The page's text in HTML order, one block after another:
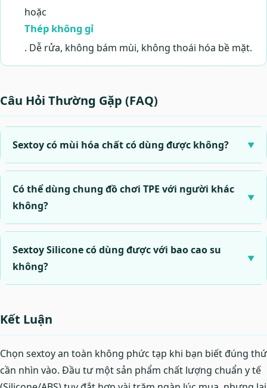
hoặc
Thép không gỉ
. Dễ rửa, không bám mùi, không thoái hóa bề mặt.
Câu Hỏi Thường Gặp (FAQ)
Sextoy có mùi hóa chất có dùng được không?
Có thể dùng chung đồ chơi TPE với người khác
không?
Sextoy Silicone có dùng được với bao cao su
không?
Kết Luận
Chọn sextoy an toàn không phức tạp khi bạn biết đúng thứ
cần nhìn vào. Đầu tư một sản phẩm chất lượng chuẩn y tế